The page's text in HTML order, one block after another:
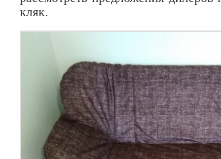
кляк.